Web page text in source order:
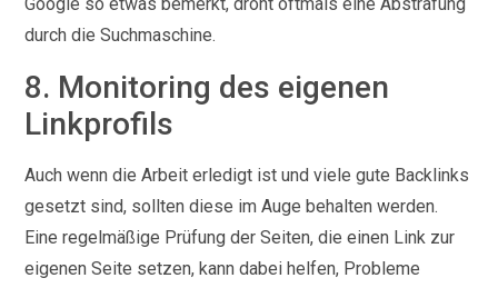
durch die Suchmaschine.
8. Monitoring des eigenen
Linkprofils
Auch wenn die Arbeit erledigt ist und viele gute Backlinks
gesetzt sind, sollten diese im Auge behalten werden.
Eine regelmäßige Prüfung der Seiten, die einen Link zur
eigenen Seite setzen, kann dabei helfen, Probleme